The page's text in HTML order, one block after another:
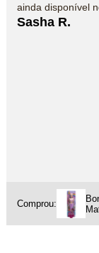
ainda disponível
Sasha R.
Comprou: